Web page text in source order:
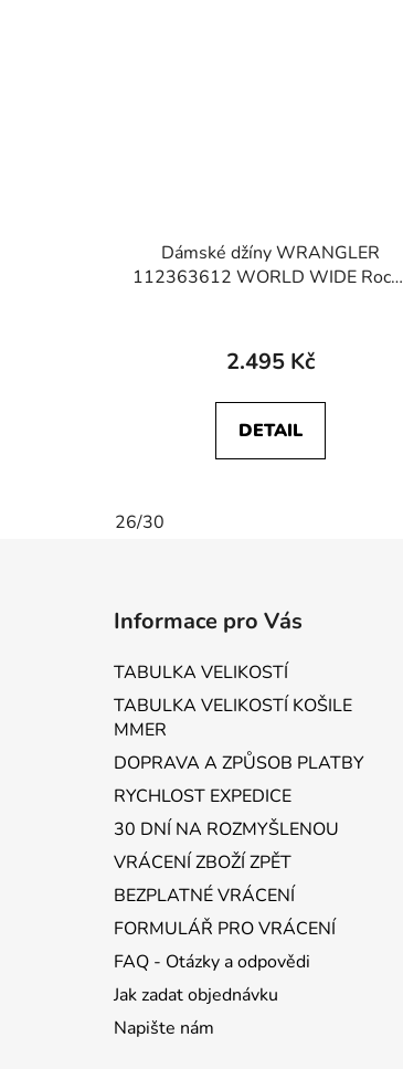
Dámské džíny WRANGLER
112363612 WORLD WIDE Rocky
2.495 Kč
DETAIL
26/30
Informace pro Vás
TABULKA VELIKOSTÍ
TABULKA VELIKOSTÍ KOŠILE
MMER
DOPRAVA A ZPŮSOB PLATBY
RYCHLOST EXPEDICE
30 DNÍ NA ROZMYŠLENOU
VRÁCENÍ ZBOŽÍ ZPĚT
BEZPLATNÉ VRÁCENÍ
FORMULÁŘ PRO VRÁCENÍ
FAQ - Otázky a odpovědi
Jak zadat objednávku
Napište nám